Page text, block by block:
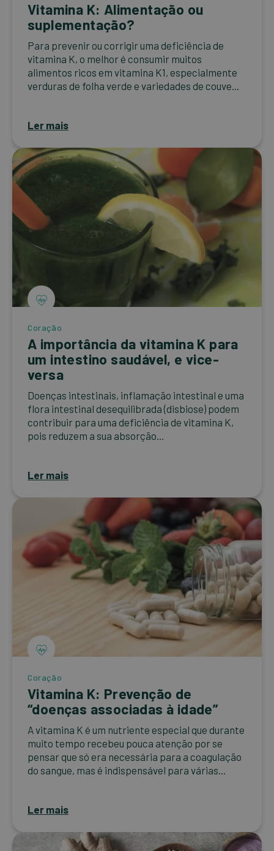
Vitamina K: Alimentação ou
suplementação?
Para prevenir ou corrigir uma deficiência de
vitamina K, o melhor é consumir muitos
alimentos ricos em vitamina K1, especialmente
verduras de folha verde e variedades de couve...
Ler mais
Coração
A importância da vitamina K para
um intestino saudável, e vice-
versa
Doenças intestinais, inflamação intestinal e uma
flora intestinal desequilibrada (disbiose) podem
contribuir para uma deficiência de vitamina K,
pois reduzem a sua absorção...
Ler mais
Coração
Vitamina K: Prevenção de
“doenças associadas à idade”
A vitamina K é um nutriente especial que durante
muito tempo recebeu pouca atenção por se
pensar que só era necessária para a coagulação
do sangue, mas é indispensável para várias...
Ler mais